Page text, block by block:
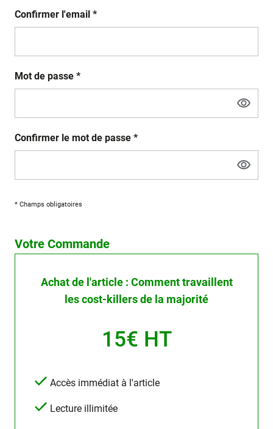
Confirmer l'email *
Mot de passe *
Confirmer le mot de passe *
* Champs obligatoires
Votre Commande
Achat de l'article : Comment travaillent
les cost-killers de la majorité
15€ HT
Accès immédiat à l'article
Lecture illimitée